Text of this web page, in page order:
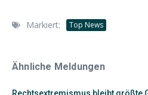
Markiert: Top News
Ähnliche Meldungen